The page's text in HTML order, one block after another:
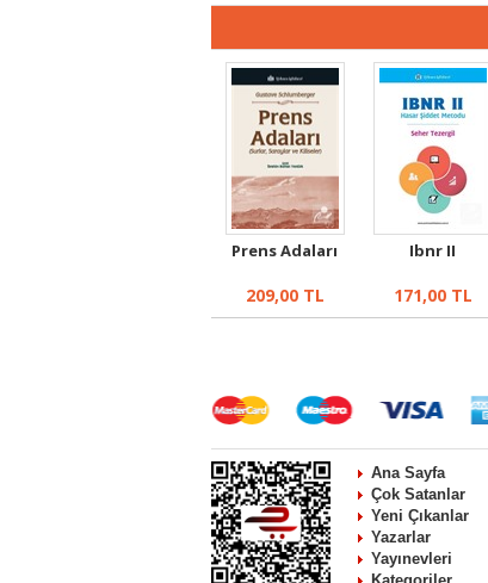
Prens Adaları
209,00TL
Ibnr II
171,00TL
Ana Sayfa
Çok Satanlar
Yeni Çıkanlar
Yazarlar
Yayınevleri